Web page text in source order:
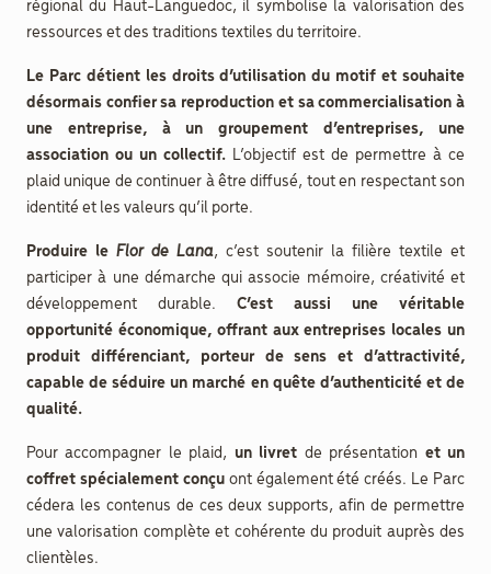
régional du Haut-Languedoc, il symbolise la valorisation des
ressources et des traditions textiles du territoire.
Le Parc détient les droits d’utilisation du motif et souhaite
désormais confier sa reproduction et sa commercialisation à
une entreprise, à un groupement d’entreprises, une
association ou un collectif. L’objectif est de permettre à ce
plaid unique de continuer à être diffusé, tout en respectant son
identité et les valeurs qu’il porte.
Produire le Flor de Lana, c’est soutenir la filière textile et
participer à une démarche qui associe mémoire, créativité et
développement durable. C’est aussi une véritable
opportunité économique, offrant aux entreprises locales un
produit différenciant, porteur de sens et d’attractivité,
capable de séduire un marché en quête d’authenticité et de
qualité.
Pour accompagner le plaid, un livret de présentation et un
coffret spécialement conçuont également été créés. Le Parc
cédera les contenus de ces deux supports, afin de permettre
une valorisation complète et cohérente du produit auprès des
clientèles.